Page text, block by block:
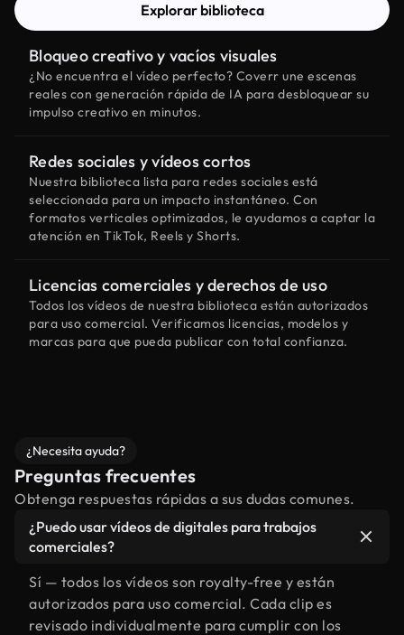
Explorar biblioteca
Bloqueo creativo y vacíos visuales
¿No encuentra el vídeo perfecto? Coverr une escenas
reales con generación rápida de IA para desbloquear su
impulso creativo en minutos.
Redes sociales y vídeos cortos
Nuestra biblioteca lista para redes sociales está
seleccionada para un impacto instantáneo. Con
formatos verticales optimizados, le ayudamos a captar la
atención en TikTok, Reels y Shorts.
Licencias comerciales y derechos de uso
Todos los vídeos de nuestra biblioteca están autorizados
para uso comercial. Verificamos licencias, modelos y
marcas para que pueda publicar con total confianza.
¿Necesita ayuda?
Preguntas frecuentes
Obtenga respuestas rápidas a sus dudas comunes.
¿Puedo usar vídeos de digitales para trabajos
comerciales?
Sí — todos los vídeos son royalty-free y están
autorizados para uso comercial. Cada clip es
revisado individualmente para cumplir con los